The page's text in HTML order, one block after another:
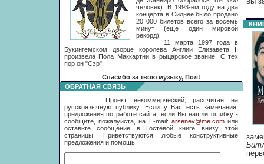
человек). В 1993-ем году на два
концерта в Сиднее было продано
20 000 билетов всего за восемь
минут (еще один мировой
рекорд)
11 марта 1997 года в
Букингемском дворце королева Англии Елизавета II
произвела Пола Маккартни в рыцарское звание. С тех
пор он "Сэр".
Спасибо за твою музыку, Пол!
ОБРАТНАЯ СВЯЗЬ
Проект некоммерческий, рассчитан на
русскоязычную публику. Если у Вас есть замечания,
предложения по работе сайта, если Вы нашли ошибку -
сообщите, пожалуйста, на E-mail: arsenev@me.comили
оставьте сообщение в Гостевой книге внизу этой
страницы. Приветствуются любые конструктивные
предложения и помощь.
: